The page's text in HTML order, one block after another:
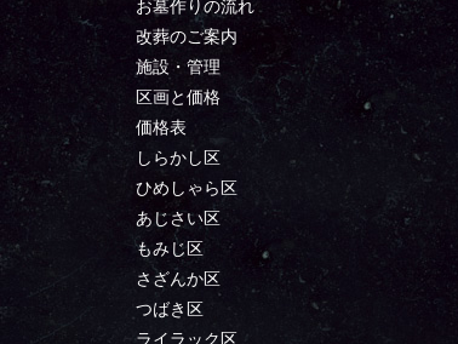
お墓作りの流れ
改葬のご案内
施設・管理
区画と価格
価格表
しらかし区
ひめしゃら区
あじさい区
もみじ区
さざんか区
つばき区
ライラック区